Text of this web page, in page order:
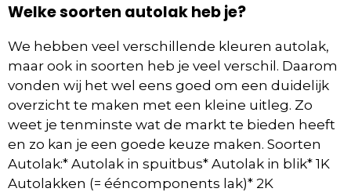
Welke soorten autolak heb je?
We hebben veel verschillende kleuren autolak,
maar ook in soorten heb je veel verschil. Daarom
vonden wij het wel eens goed om een duidelijk
overzicht te maken met een kleine uitleg. Zo
weet je tenminste wat de markt te bieden heeft
en zo kan je een goede keuze maken. Soorten
Autolak:* Autolak in spuitbus* Autolak in blik* 1K
Autolakken (= ééncomponents lak)* 2K